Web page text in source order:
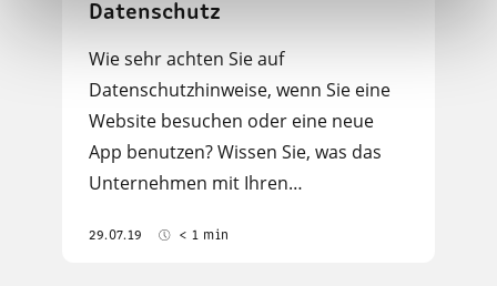
Datenschutz
Wie sehr achten Sie auf
Datenschutzhinweise, wenn Sie eine
Website besuchen oder eine neue
App benutzen? Wissen Sie, was das
Unternehmen mit Ihren…
29.07.19 < 1 min